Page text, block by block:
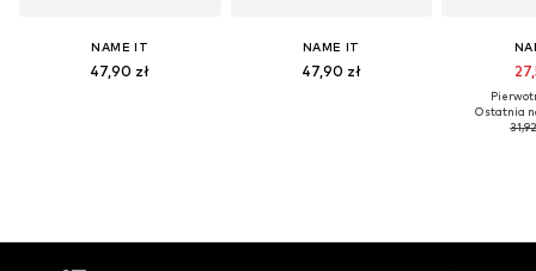
NAME IT
47,90 zł
NAME IT
47,90 zł
Ostatnia